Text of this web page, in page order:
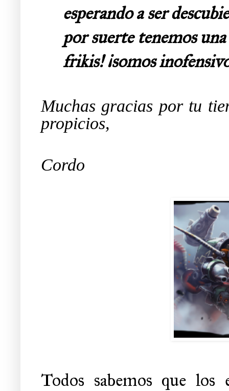
esperando a ser
por suerte tenemos
frikis! ¡somos
Muchas gracias por tu
propicios,
Cordo
Todos sabemos que los